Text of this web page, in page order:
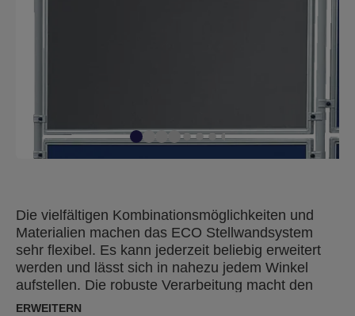
Die vielfältigen Kombinationsmöglichkeiten und
Materialien machen das ECO Stellwandsystem
sehr flexibel. Es kann jederzeit beliebig erweitert
werden und lässt sich in nahezu jedem Winkel
aufstellen. Die robuste Verarbeitung macht den
Einsatz auch in Lager- und Produktionsbereichen
ERWEITERN